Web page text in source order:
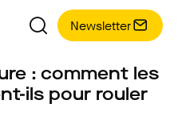
Newsletter
: comment les
ils pour rouler